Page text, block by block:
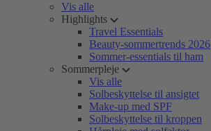
Vis alle
Highlights
Travel Essentials
Beauty-sommertrends 2026
Sommer-essentials til ham
Sommerpleje
Vis alle
Solbeskyttelse til ansigtet
Make-up med SPF
Solbeskyttelse til kroppen